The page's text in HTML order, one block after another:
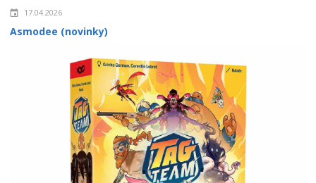
17.04.2026
Asmodee (novinky)